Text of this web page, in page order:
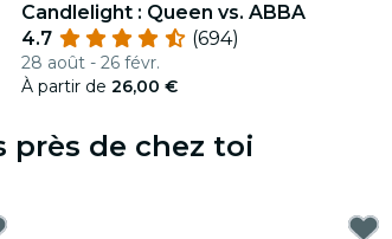
Candlelight : Queen vs. ABBA
4.7
(694)
28 août - 26 févr.
À partir de 26,00 €
près de chez toi